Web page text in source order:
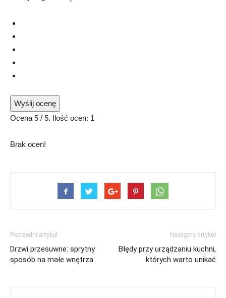
Wyślij ocenę
Ocena 5 / 5. Ilość ocen: 1
Brak ocen!
Poprzedni artykuł
Drzwi przesuwne: sprytny
sposób na małe wnętrza
Następny artykuł
Błędy przy urządzaniu kuchni,
których warto unikać